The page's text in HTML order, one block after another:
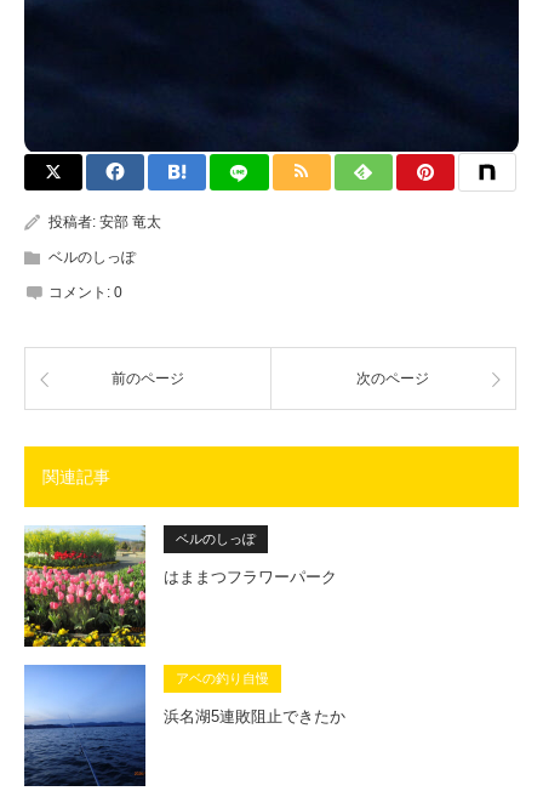
投稿者: 安部 竜太
ベルのしっぽ
コメント: 0
前のページ 次のページ
関連記事
ベルのしっぽ
はままつフラワーパーク
アベの釣り自慢
浜名湖5連敗阻止できたか